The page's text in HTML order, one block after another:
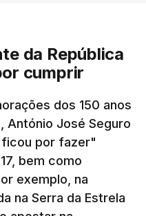
da República
cumprir
dos 150 anos
António José Seguro
por fazer"
bem como
exemplo, na
na Serra da Estrela